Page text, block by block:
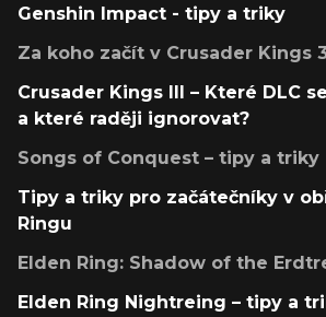
Genshin Impact - tipy a triky
Za koho začít v Crusader Kings
Crusader Kings III – Které DLC
a které raději ignorovat?
Songs of Conquest – tipy a triky
Tipy a triky pro začátečníky v
Ringu
Elden Ring: Shadow of the
Elden Ring Nightreing – tipy a